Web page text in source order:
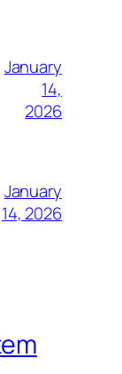
January
14,
2026
January
14, 2026